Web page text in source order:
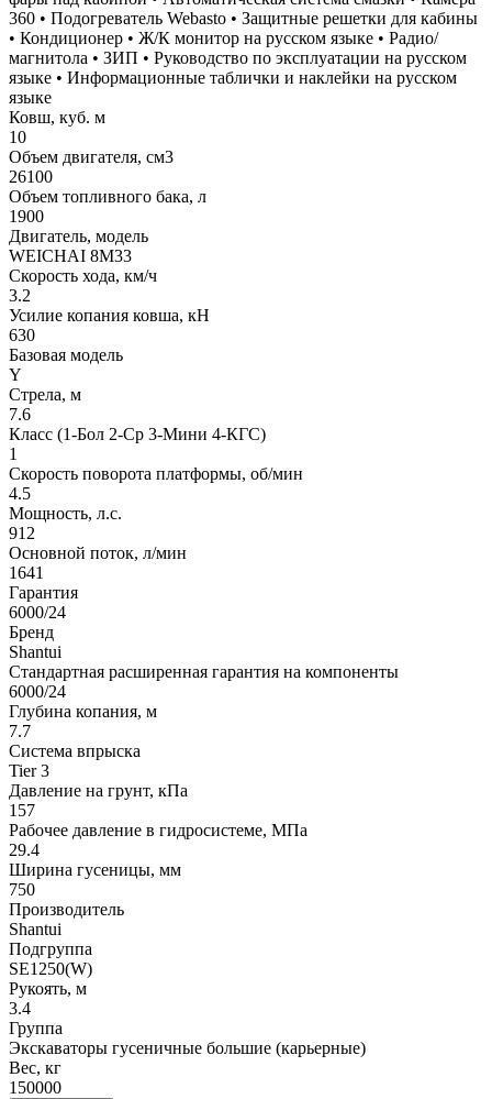
360 • Подогреватель Webasto • Защитные решетки для кабины
• Кондиционер • Ж/К монитор на русском языке • Радио/
магнитола • ЗИП • Руководство по эксплуатации на русском
языке • Информационные таблички и наклейки на русском
языке
Ковш, куб. м
10
Объем двигателя, см3
26100
Объем топливного бака, л
1900
Двигатель, модель
WEICHAI 8M33
Скорость хода, км/ч
3.2
Усилие копания ковша, кН
630
Базовая модель
Y
Стрела, м
7.6
Класс (1-Бол 2-Ср 3-Мини 4-КГС)
1
Скорость поворота платформы, об/мин
4.5
Мощность, л.с.
912
Основной поток, л/мин
1641
Гарантия
6000/24
Бренд
Shantui
Стандартная расширенная гарантия на компоненты
6000/24
Глубина копания, м
7.7
Система впрыска
Tier 3
Давление на грунт, кПа
157
Рабочее давление в гидросистеме, МПа
29.4
Ширина гусеницы, мм
750
Производитель
Shantui
Подгруппа
SE1250(W)
Рукоять, м
3.4
Группа
Экскаваторы гусеничные большие (карьерные)
Вес, кг
150000